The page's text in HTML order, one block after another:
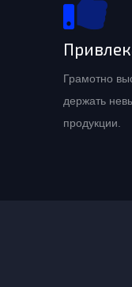
Грамотно
держать
продукции.